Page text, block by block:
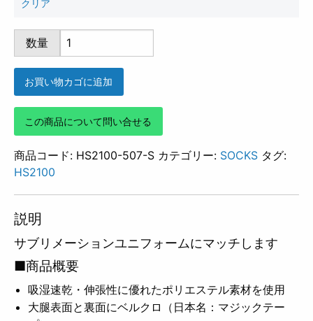
クリア
HS2100-
507
個
数量
お買い物カゴに追加
この商品について問い合せる
商品コード: HS2100-507-S カテゴリー: SOCKS タグ:
HS2100
説明
サブリメーションユニフォームにマッチします
■商品概要
吸湿速乾・伸張性に優れたポリエステル素材を使用
大腿表面と裏面にベルクロ（日本名：マジックテー